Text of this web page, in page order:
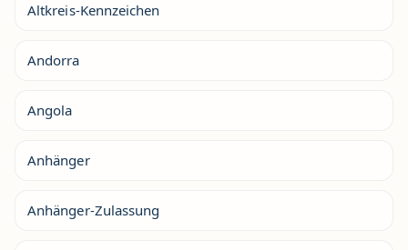
Altkreis-Kennzeichen
Andorra
Angola
Anhänger
Anhänger-Zulassung